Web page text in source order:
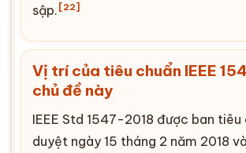
sập. [22]
Vị trí của tiêu chuẩn IEEE
chủ đề này
IEEE Std 1547-2018 được ban tiêu
duyệt ngày 15 tháng 2 năm 2018